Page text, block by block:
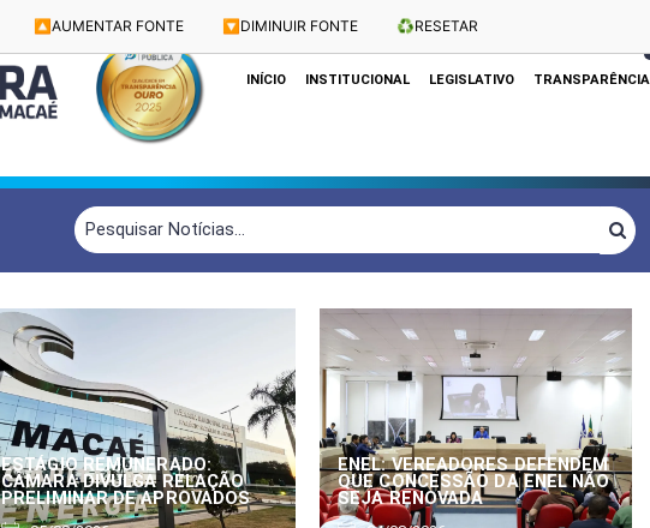
🔼 AUMENTAR FONTE 🔽 DIMINUIR FONTE ♻️RESETAR
Dias e Horários das Sessões: Terças e Quartas às 10h
INÍCIO INSTITUCIONAL LEGISLATIVO TRANSPARÊNCIA
ESTÁGIO REMUNERADO:
CÂMARA DIVULGA RELAÇÃO
PRELIMINAR DE APROVADOS
ENEL: VEREADORES DEFENDEM
QUE CONCESSÃO DA ENEL NÃO
SEJA RENOVADA